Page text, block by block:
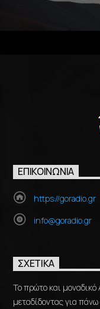
ΕΠΙΚΟΙΝΩΝΊΑ
https://goradio.gr
info@goradio.gr
ΣΧΕΤΙΚΆ
Το πρώτο και
μεταδίδοντας για